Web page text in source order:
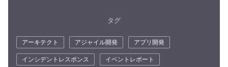
タグ
アーキテクト アジャイル開発
アプリ開発
インシデントレスポンス
イベントレポート